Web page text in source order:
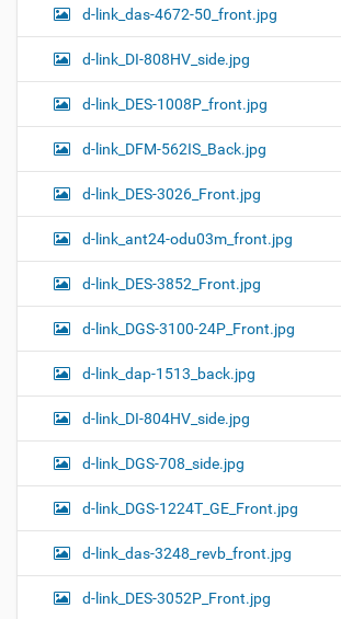
d-link_das-4672-50_front.jpg
d-link_DI-808HV_side.jpg
d-link_DES-1008P_front.jpg
d-link_DFM-562IS_Back.jpg
d-link_DES-3026_Front.jpg
d-link_ant24-odu03m_front.jpg
d-link_DES-3852_Front.jpg
d-link_DGS-3100-24P_Front.jpg
d-link_dap-1513_back.jpg
d-link_DI-804HV_side.jpg
d-link_DGS-708_side.jpg
d-link_DGS-1224T_GE_Front.jpg
d-link_das-3248_revb_front.jpg
d-link_DES-3052P_Front.jpg